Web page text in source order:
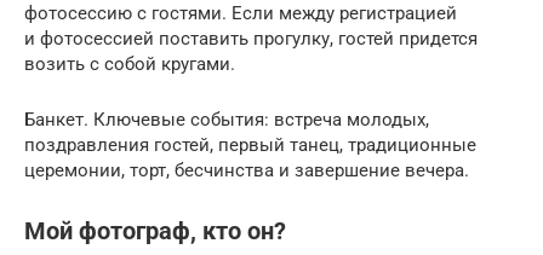
фотосессию с гостями. Если между регистрацией
и фотосессией поставить прогулку, гостей придется
возить с собой кругами.
Банкет. Ключевые события: встреча молодых,
поздравления гостей, первый танец, традиционные
церемонии, торт, бесчинства и завершение вечера.
Мой фотограф, кто он?